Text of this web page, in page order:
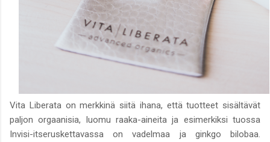
Vita Liberata on merkkinä siitä ihana, että tuotteet sisältävät
paljon orgaanisia, luomu raaka-aineita ja esimerkiksi tuossa
Invisi-itseruskettavassa on vadelmaa ja ginkgo bilobaa.